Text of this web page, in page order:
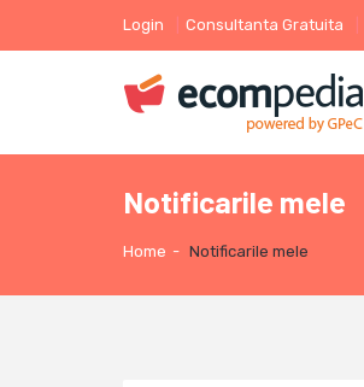
Login Consultanta Gratuita
Notificarile mele
Home - Notificarile mele